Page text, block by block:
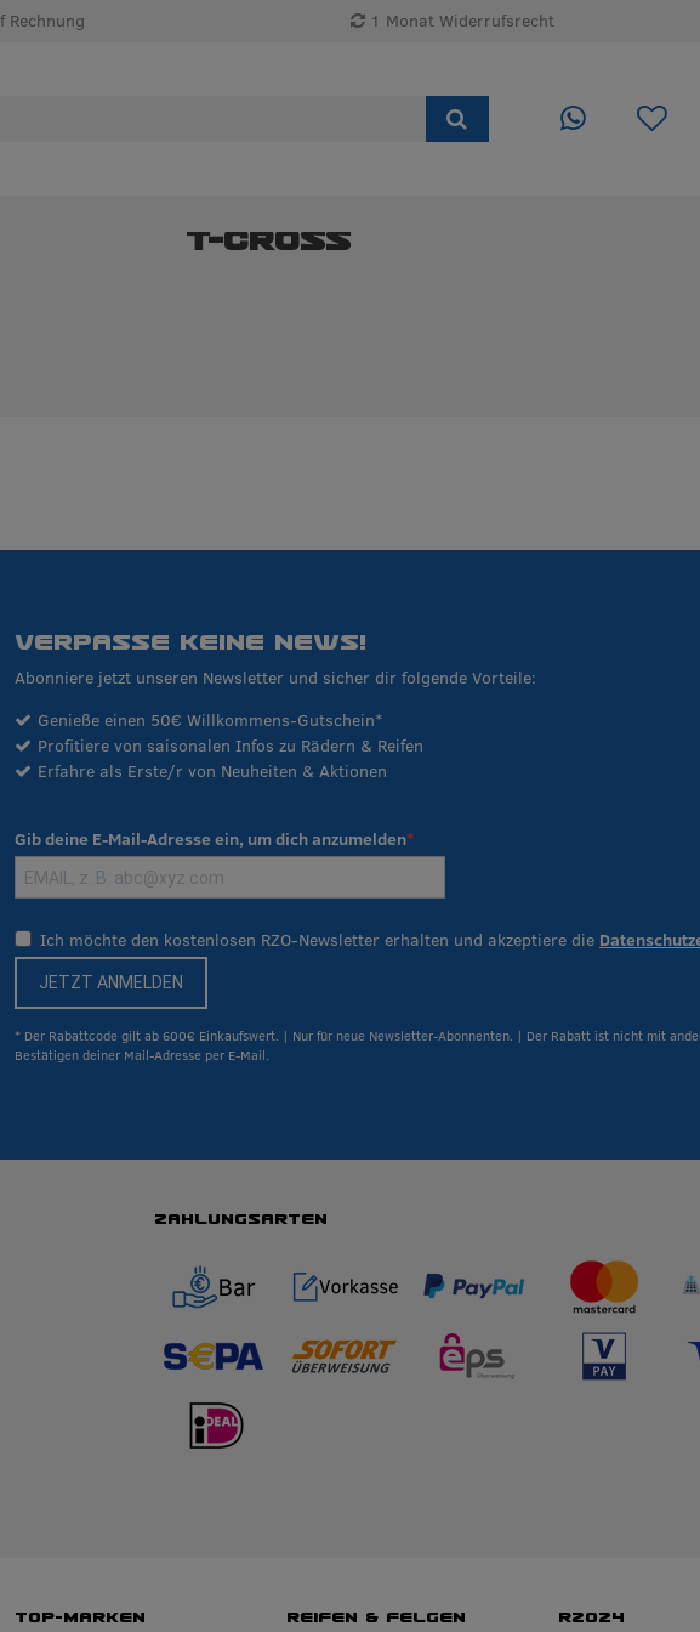
Rechnung 1 Monat Widerrufsrecht
T-Cross
VERPASSE KEINE NEWS!
Abonniere jetzt unseren Newsletter und sicher dir folgende Vorteile:
Genieße einen 50€ Willkommens-Gutschein*
Profitiere von saisonalen Infos zu Rädern & Reifen
Erfahre als Erste/r von Neuheiten & Aktionen
Gib deine E-Mail-Adresse ein, um dich anzumelden
Ich möchte den kostenlosen RZO-Newsletter erhalten und akzeptiere die
JETZT ANMELDEN
* Der Rabattcode gilt ab 600€ Einkaufswert. | Nur für neue Newsletter-Abonnenten. | Der Rabatt ist nicht mit
Bestätigen deiner Mail-Adresse per E-Mail.
ZAHLUNGSARTEN
TOP-MARKEN REIFEN & FELGEN RZO24